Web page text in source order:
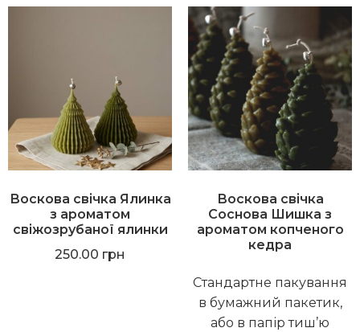
Воскова свічка Ялинка
з ароматом
свіжозрубаної ялинки
250.00 грн
Воскова свічка
Соснова Шишка з
ароматом копченого
кедра
Стандартне пакування
в бумажний пакетик,
або в папір тиш’ю